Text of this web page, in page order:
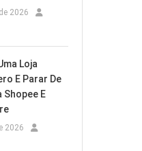
2026
Loja
E Parar De
Shopee E
2026